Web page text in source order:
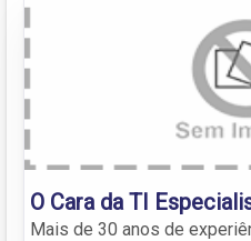
O Cara da TI
Mais de 30 anos de